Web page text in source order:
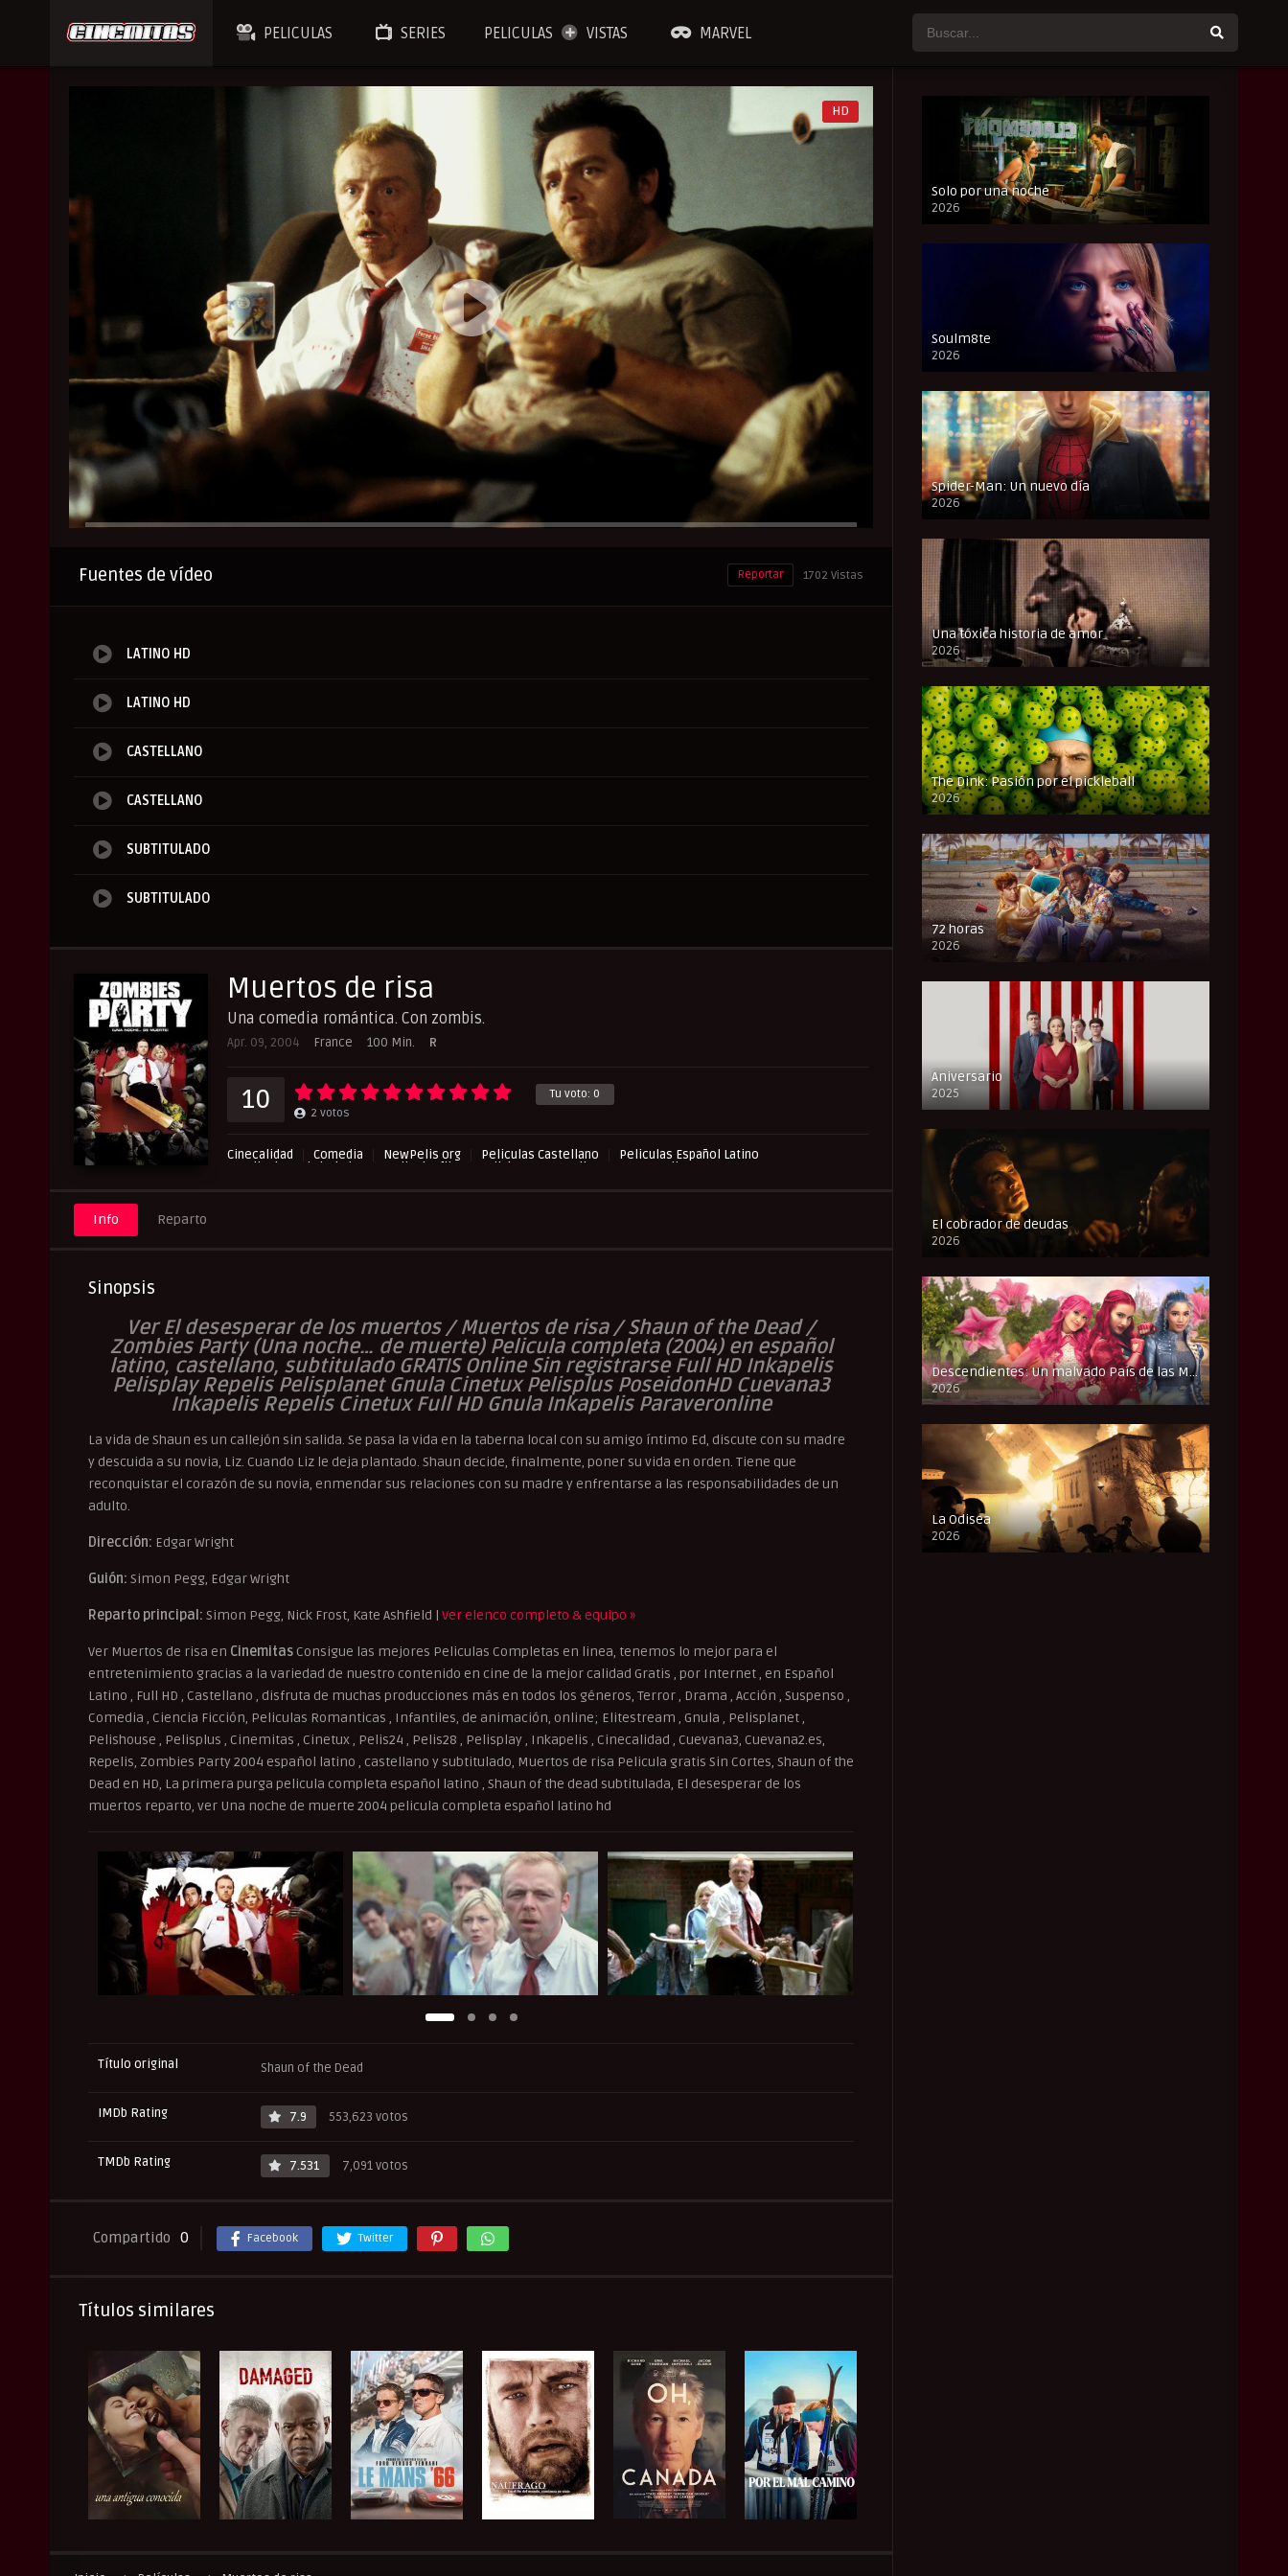
PELICULAS SERIES PELICULAS VISTAS MARVEL
HD
Fuentes de vídeo 1702 Vistas
Reportar
LATINO HD
LATINO HD
CASTELLANO
CASTELLANO
SUBTITULADO
SUBTITULADO
Muertos de risa
Una comedia romántica. Con zombis.
Apr. 09, 2004 France 100 Min. R
Tu voto: 0
10 2 votos
Cinecalidad Comedia NewPelis org Peliculas Castellano
Peliculas Español Latino
Peliculas Subtituladas
Peliculasflix Pelishouse Pelismart RepelisHD.TV
Info Reparto
Sinopsis
Ver El desesperar de los muertos / Muertos de risa / Shaun of the Dead /
Zombies Party (Una noche… de muerte) Pelicula completa (2004) en español
latino, castellano, subtitulado GRATIS Online Sin registrarse Full HD Inkapelis
Pelisplay Repelis Pelisplanet Gnula Cinetux Pelisplus PoseidonHD Cuevana3
Inkapelis Repelis Cinetux Full HD Gnula Inkapelis Paraveronline
La vida de Shaun es un callejón sin salida. Se pasa la vida en la taberna local con su amigo íntimo Ed, discute con su madre
y descuida a su novia, Liz. Cuando Liz le deja plantado. Shaun decide, finalmente, poner su vida en orden. Tiene que
reconquistar el corazón de su novia, enmendar sus relaciones con su madre y enfrentarse a las responsabilidades de un
adulto.
Dirección: Edgar Wright
Guión: Simon Pegg, Edgar Wright
Reparto principal: Simon Pegg, Nick Frost, Kate Ashfield | Ver elenco completo & equipo »
Ver Muertos de risa en Cinemitas Consigue las mejores Peliculas Completas en linea, tenemos lo mejor para el
entretenimiento gracias a la variedad de nuestro contenido en cine de la mejor calidad Gratis , por Internet , en Español
Latino , Full HD , Castellano , disfruta de muchas producciones más en todos los géneros, Terror , Drama , Acción , Suspenso ,
Comedia , Ciencia Ficción, Peliculas Romanticas , Infantiles, de animación, online; Elitestream , Gnula , Pelisplanet ,
Pelishouse , Pelisplus , Cinemitas , Cinetux , Pelis24 , Pelis28 , Pelisplay , Inkapelis , Cinecalidad , Cuevana3, Cuevana2.es,
Repelis, Zombies Party 2004 español latino , castellano y subtitulado, Muertos de risa Pelicula gratis Sin Cortes, Shaun of the
Dead en HD, La primera purga pelicula completa español latino , Shaun of the dead subtitulada, El desesperar de los
muertos reparto, ver Una noche de muerte 2004 pelicula completa español latino hd
Título original Shaun of the Dead
IMDb Rating 7.9 553,623 votos
TMDb Rating 7.531 7,091 votos
Compartido 0 Facebook Twitter
Títulos similares
Solo por una noche
2026
CAM
Soulm8te
2026
FULL HD
Spider-Man: Un nuevo día
2026
CAM
Una tóxica historia de amor
2026
FULL HD
The Dink: Pasión por el pickleball
2026
FULL HD
72 horas
2026
FULL HD
Aniversario
2025
FULL HD
El cobrador de deudas
2026
FULL HD
Descendientes: Un malvado País de las Maravillas
2026
FULL HD
La Odisea
2026
CAM